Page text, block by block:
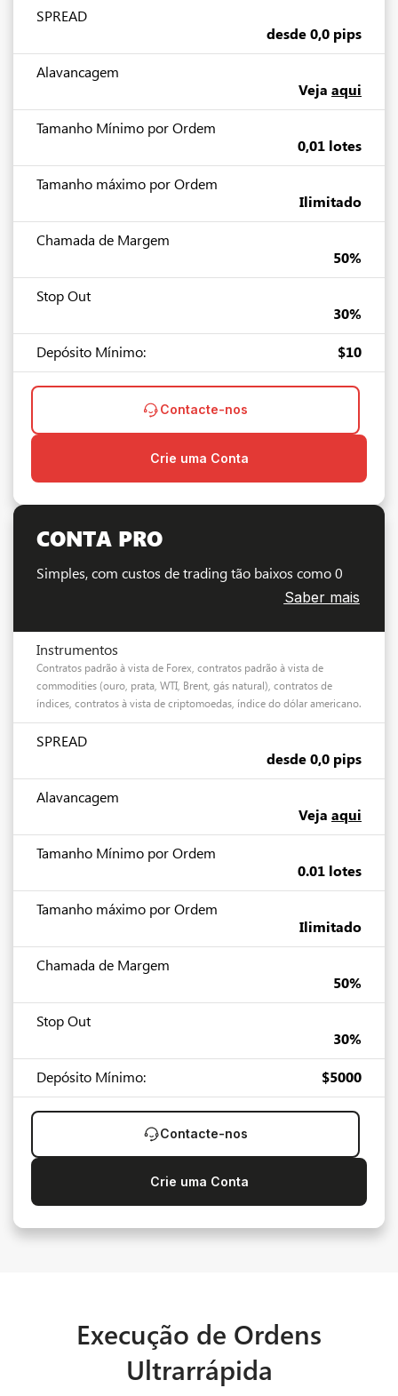
SPREAD
desde 0,0 pips
Alavancagem
Veja aqui
Tamanho Mínimo por Ordem
0,01 lotes
Tamanho máximo por Ordem
Ilimitado
Chamada de Margem
50%
Stop Out
30%
Depósito Mínimo: $10
Contacte-nos
Crie uma Conta
CONTA PRO
Simples, com custos de trading tão baixos como 0
Saber mais
Instrumentos
Contratos padrão à vista de Forex, contratos padrão à vista de
commodities (ouro, prata, WTI, Brent, gás natural), contratos de
índices, contratos à vista de criptomoedas, índice do dólar americano.
SPREAD
desde 0,0 pips
Alavancagem
Veja aqui
Tamanho Mínimo por Ordem
0.01 lotes
Tamanho máximo por Ordem
Ilimitado
Chamada de Margem
50%
Stop Out
30%
Depósito Mínimo: $5000
Contacte-nos
Crie uma Conta
Execução de Ordens
Ultrarrápida